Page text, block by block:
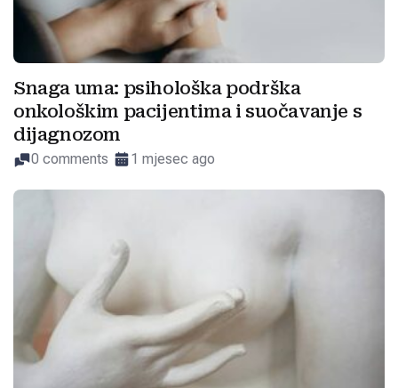
Snaga uma: psihološka podrška
onkološkim pacijentima i suočavanje s
dijagnozom
0 comments 1 mjesec ago